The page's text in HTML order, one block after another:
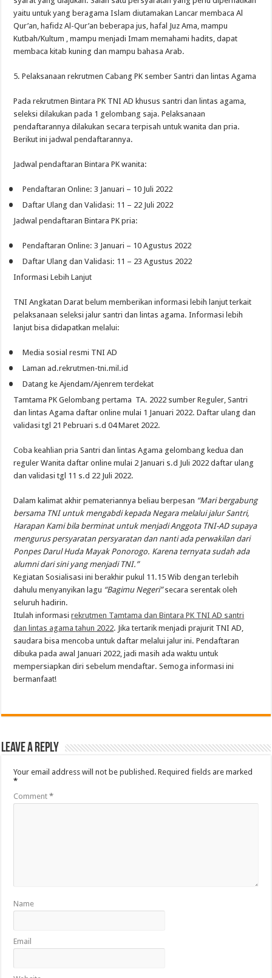
yaitu untuk yangberagama Islamdiutamakan Lancar membaca Al
Qur’an,hafidz Al-Qur’anbeberapa jus,hafal Juz Ama,mampu
Kutbah/Kultum mampu menjadi Imammemahami hadits ,dapat
membaca kitabkuning danmampu bahasa Arab.
5.Pelaksanaan rekrutmen Cabang PK sember Santri danlintas Agama
Padarekrutmen Bintara PK TNI ADkhusus santri danlintas agama,
seleksi dilakukan pada 1 gelombang saja.Pelaksanaan
pendaftarannya dilakukan secara terpisah untuk wanita danpria.
Berikut ini jadwal pendaftarannya.
Jadwal pendaftaran Bintara PKwanita:
• Pendaftaran Online: 3 Januari – 10 Juli 2022
• DaftarUlang danValidasi: 11 – 22 Juli 2022
Jadwal pendaftaran Bintara PKpria:
• Pendaftaran Online: 3 Januari – 10Agustus 2022
• DaftarUlang danValidasi: 11 – 23Agustus 2022
Informasi Lebih Lanjut
TNI AngkatanDarat belum memberikan informasi lebih lanjut terkait
pelaksanaan seleksi jalur santri danlintas agama.Informasi lebih
lanjut bisa didapatkan melalui:
• Media sosial resmi TNI AD
• Laman ad.rekrutmen-tni.mil.id
• Datang ke Ajendam/Ajenrem terdekat
Tamtama PKGelombang pertama TA. 2022 sumber Reguler ,Santri
danlintas Agama daftar onlinemulai 1 Januari 2022. Daftarulang dan
validasi tgl 21Pebruari s.d 04Maret 2022.
Coba keahlian pria Santri danlintas Agama gelombang kedua dan
reguler Wanita daftar onlinemulai 2 Januari s.d Juli 2022 daftarulang
danvalidasi tgl 11 s.d 22 Juli 2022.
Dalam kalimat akhir pemateriannya beliau berpesan “Maribergabung
bersamaTNIuntuk mengabdi kepadaNegara melalui jalur Santri,
Harapan Kamibila berminat untuk menjadi AnggotaTNI-AD supaya
mengurus persyaratan persyaratan dan nanti ada perwakilan dari
Ponpes DarulHuda Mayak Ponorogo. Karena ternyata sudah ada
alumnidari siniyangmenjadiTNI.”
Kegiatan Sosialisasi ini berakhir pukul 11.15Wib dengan terlebih
dahulu menyanyikan lagu “BagimuNegeri” secara serentak oleh
seluruh hadirin.
Itulah informasi rekrutmen Tamtama danBintara PK TNI AD santri
danlintas agamatahun 2022. Jika tertarik menjadi prajurit TNI AD,
saudara bisa mencoba untuk daftarmelalui jalur ini.Pendaftaran
dibuka padaawal Januari 2022,jadi masih ada waktu untuk
mempersiapkan diri sebelum mendaftar.Semoga informasi ini
bermanfaat!
Leave a Reply
Your email address will not be published. Required fields are marked
*
Comment*
Name
Email